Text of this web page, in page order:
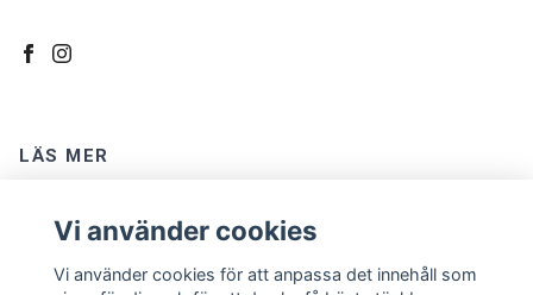
LÄS MER
Om oss
Köpvillkor
Vi använder cookies
Vi använder cookies för att anpassa det innehåll som